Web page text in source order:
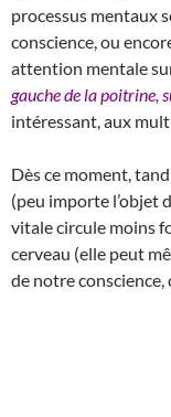
processus mentaux
conscience, ou
attention mentale
gauche de la poitrine,
intéressant, aux
Dès ce moment,
(peu importe l’objet
vitale circule moins
cerveau (elle peut
de notre